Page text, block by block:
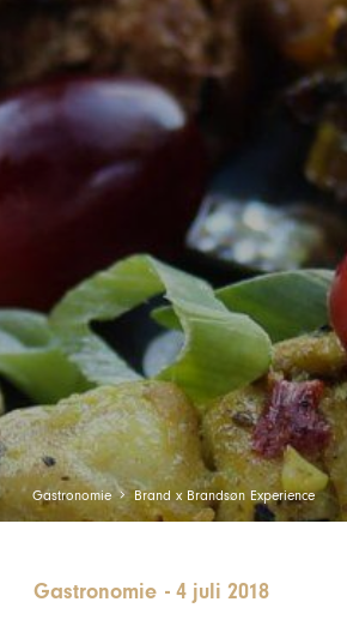
Gastronomie Brand x Brandsøn Experience
Gastronomie -4 juli 2018